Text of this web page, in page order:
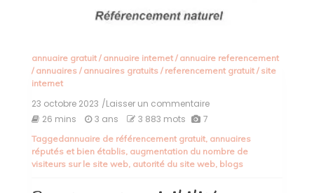
annuaire gratuit/ annuaire internet/ annuaire referencement
/ annuaires/ annuaires gratuits/ referencement gratuit/ site
internet
23 octobre 2023 /Laisser un commentaireon
visibilité
en
ligne
26 mins 3 ans 3 883 mots 7
Taggedannuaire de référencement gratuit, annuaires
réputés et bien établis, augmentation du nombre de
visiteurs sur le site web, autorité du site web, blogs